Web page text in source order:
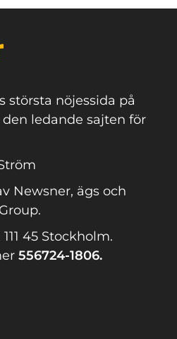
största nöjessida på
ledande sajten för
Newsner, ägs och
45 Stockholm.
556724-1806.